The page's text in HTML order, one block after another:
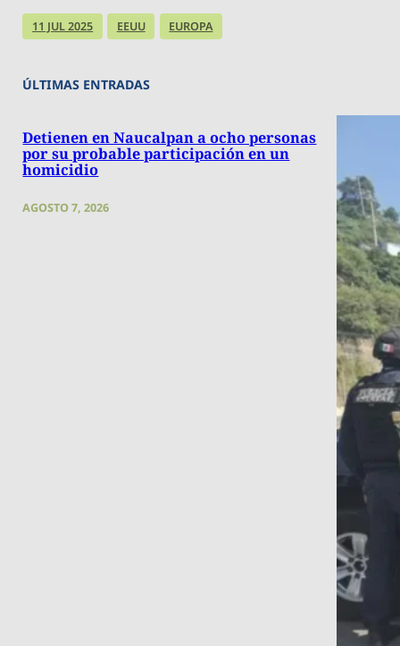
11 JUL 2025 EEUU EUROPA
ÚLTIMAS ENTRADAS
Detienen en Naucalpan a ocho personas
por su probable participación en un
homicidio
AGOSTO 7, 2026